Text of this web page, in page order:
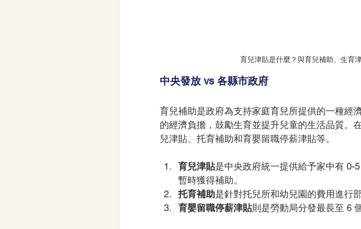
育兒津貼是什麼？與育兒補助、生育
中央發放 vs 各縣市政府
育兒補助是政府為支持家庭育兒所提供的一種經
的經濟負擔，鼓勵生育並提升兒童的生活品質。
兒津貼、托育補助和育嬰留職停薪津貼等。
育兒津貼是中央政府統一提供給予家中有 0-
暫時獲得補助。
托育補助是針對托兒所和幼兒園的費用進行
育嬰留職停薪津貼則是勞動局分發最長至 6